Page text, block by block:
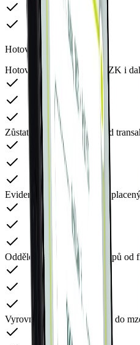
Hotovostní peněženky
Hotovostní peněženky v CZK i
Zůstatek hotovosti a přehled
Evidence firemních výdajů
Oddělení soukromých nákupů od
Vyrovnání rozdílu hotovosti do